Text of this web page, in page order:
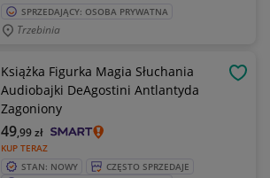
SPRZEDAJĄCY: OSOBA PRYWATNA
Trzebinia
Książka Figurka Magia Słuchania
Audiobajki DeAgostini Antlantyda
Zagoniony
KUP TERAZ
49,99zł
STAN: NOWY
CZĘSTO SPRZEDAJE